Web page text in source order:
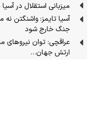
میزبانی استقلال در
آسیا تایمز: واشنگتن
جنگ خارج شود
عراقچی: توان نیروهای
ارتش جهان…